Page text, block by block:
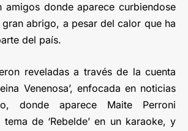
amigos donde aparece curbiendose
abrigo, a pesar del calor que ha
del país.
reveladas a través de la cuenta
Venenosa’, enfocada en noticias
donde aparece Maite Perroni
de ‘Rebelde’ en un karaoke, y